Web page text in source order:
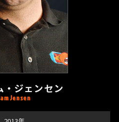
・ジェンセン
Jensen